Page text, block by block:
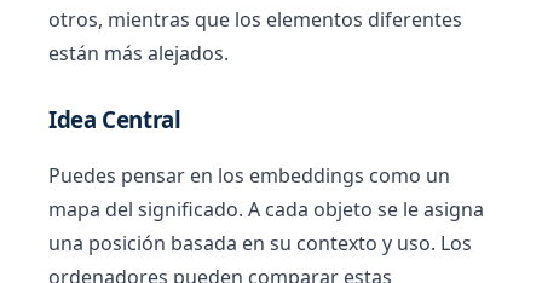
otros, mientras que los elementos diferentes
están más alejados.
Idea Central
Puedes pensar en los embeddings como un
mapa del significado. A cada objeto se le asigna
una posición basada en su contexto y uso. Los
ordenadores pueden comparar estas